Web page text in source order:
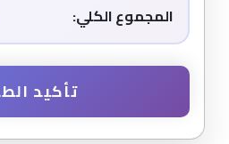
المجموع الكلي:
تأكيد